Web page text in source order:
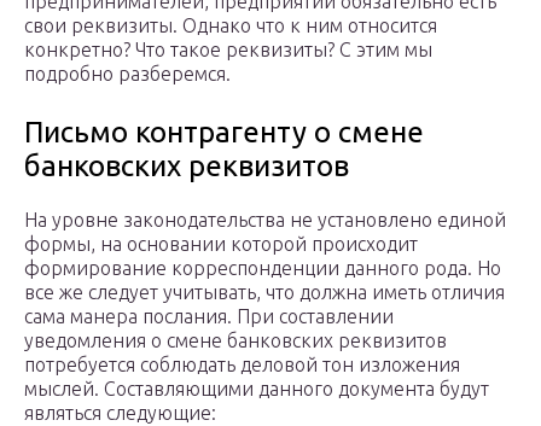
свои реквизиты. Однако что к ним относится
конкретно? Что такое реквизиты? С этим мы
подробно разберемся.
Письмо контрагенту о смене
банковских реквизитов
На уровне законодательства не установлено единой
формы, на основании которой происходит
формирование корреспонденции данного рода. Но
все же следует учитывать, что должна иметь отличия
сама манера послания. При составлении
уведомления о смене банковских реквизитов
потребуется соблюдать деловой тон изложения
мыслей. Составляющими данного документа будут
являться следующие: